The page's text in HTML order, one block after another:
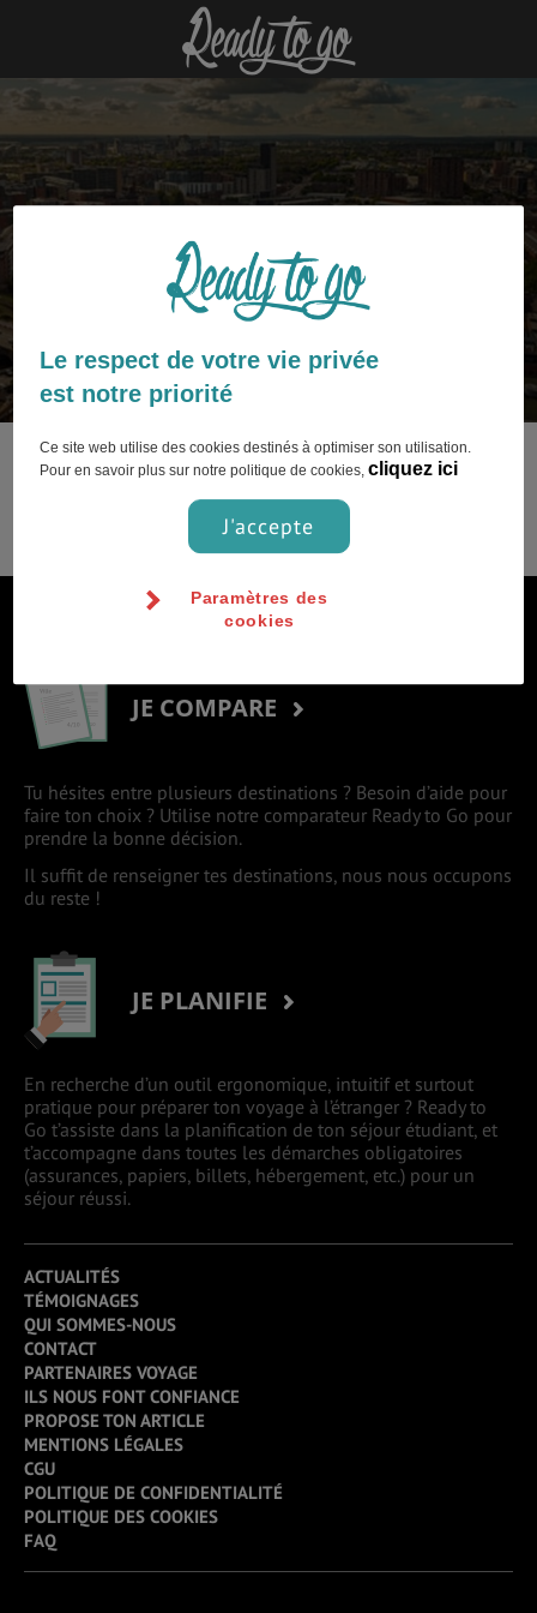
articles
Ce contenu n’est pas encore disponible.
S'inscrire à la newsletter
JE COMPARE
Tu hésites entre plusieurs destinations ? Besoin d’aide pour
faire ton choix ? Utilise notre comparateur Ready to Go pour
prendre la bonne décision.
Il suffit de renseigner tes destinations, nous nous occupons
du reste !
JE PLANIFIE
En recherche d’un outil ergonomique, intuitif et surtout
pratique pour préparer ton voyage à l’étranger ? Ready to
Go t’assiste dans la planification de ton séjour étudiant, et
t’accompagne dans toutes les démarches obligatoires
(assurances, papiers, billets, hébergement, etc.) pour un
séjour réussi.
ACTUALITÉS
TÉMOIGNAGES
QUI SOMMES-NOUS
CONTACT
PARTENAIRES VOYAGE
ILS NOUS FONT CONFIANCE
PROPOSE TON ARTICLE
MENTIONS LÉGALES
CGU
POLITIQUE DE CONFIDENTIALITÉ
POLITIQUE DES COOKIES
FAQ
Le respect de votre vie privée
est notre priorité
Ce site web utilise des cookies destinés à optimiser son utilisation.
Pour en savoir plus sur notre politique de cookies,cliquez ici
J'accepte
Paramètres des
cookies